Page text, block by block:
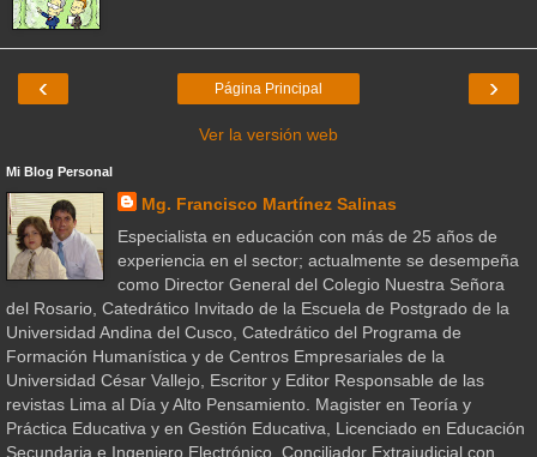
‹ ›
Página Principal
Ver la versión web
Mi Blog Personal
Mg. Francisco Martínez Salinas
Especialista en educación con más de 25 años de
experiencia en el sector; actualmente se desempeña
como Director General del Colegio Nuestra Señora
del Rosario, Catedrático Invitado de la Escuela de Postgrado de la
Universidad Andina del Cusco, Catedrático del Programa de
Formación Humanística y de Centros Empresariales de la
Universidad César Vallejo, Escritor y Editor Responsable de las
revistas Lima al Día y Alto Pensamiento. Magister en Teoría y
Práctica Educativa y en Gestión Educativa, Licenciado en Educación
Secundaria e Ingeniero Electrónico. Conciliador Extrajudicial con